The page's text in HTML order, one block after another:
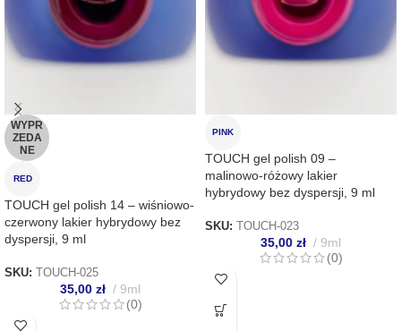
WYPR
ZEDA
NE
RED
TOUCH gel polish 14 – wiśniowo-
czerwony lakier hybrydowy bez
dyspersji, 9 ml
SKU: TOUCH-025
35,00 zł
9ml
(0)
PINK
TOUCH gel polish 09 –
malinowo-różowy lakier
hybrydowy bez dyspersji, 9 ml
SKU: TOUCH-023
35,00 zł
9ml
(0)